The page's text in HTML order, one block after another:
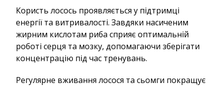
Користь лосось проявляється у підтримці
енергії та витривалості. Завдяки насиченим
жирним кислотам риба сприяє оптимальній
роботі серця та мозку, допомагаючи зберігати
концентрацію під час тренувань.
Регулярне вживання лосося та сьомги покращує